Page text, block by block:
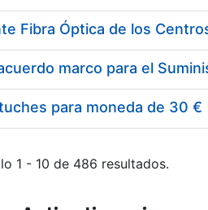
para moneda de 30 €
1 - 10 de 486 resultados.